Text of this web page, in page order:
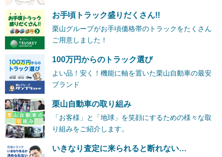
お手頃トラック盛りだくさん!!
栗山グループがお手頃価格帯のトラックをたくさん
ご用意しました！
100万円からのトラック選び
よい品！安く！機能に軸を置いた栗山自動車の最安
ブランド
栗山自動車の取り組み
「お客様」と「地球」を笑顔にするための様々な取
り組みをご紹介します。
いきなり査定に来られると断れない…